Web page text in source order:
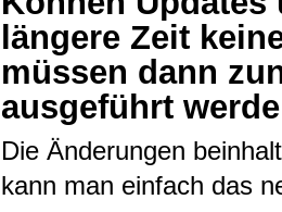
längere Zeit
müssen dann
ausgeführt
Die Änderungen
kann man einfach das